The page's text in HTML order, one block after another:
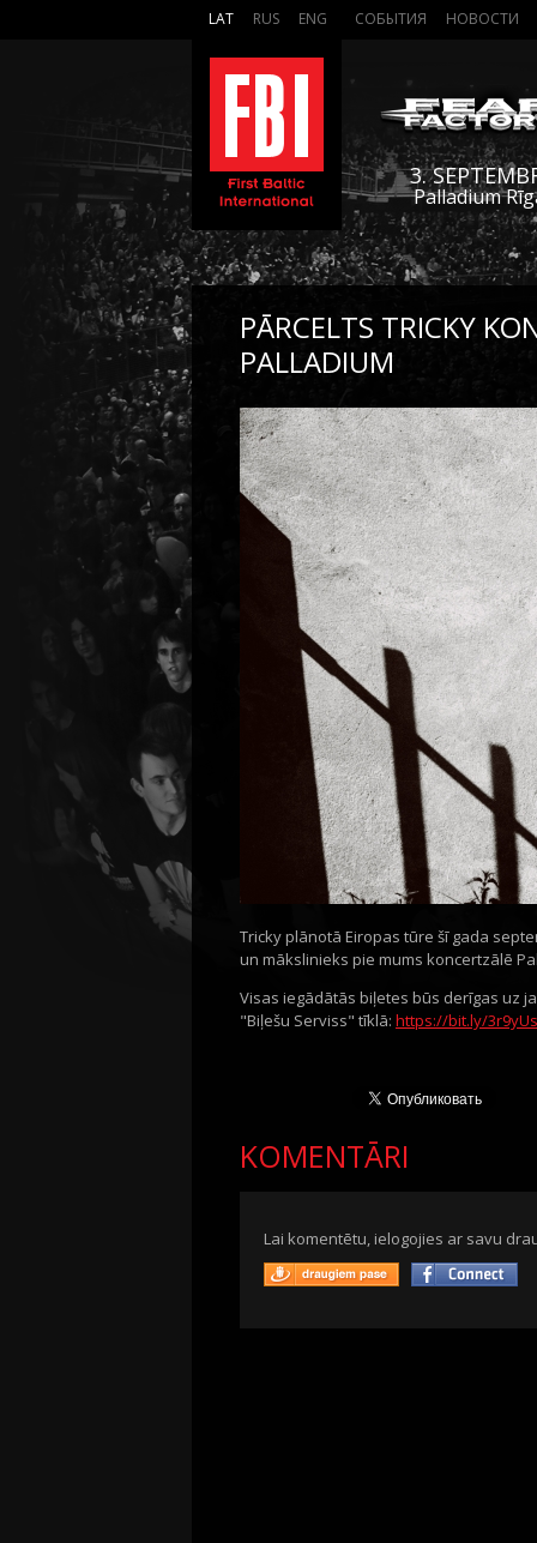
LAT RUS ENG СОБЫТИЯ НОВОСТИ
3.
Palladium
PĀRCELTS TRICKY
PALLADIUM
Tricky plānotā Eiropas tūre šī gada
un mākslinieks pie mums koncertzālē
Visas iegādātās biļetes būs derīgas uz
"Biļešu Serviss" tīklā: https://bit.ly/
KOMENTĀRI
Lai komentētu, ielogojies ar savu